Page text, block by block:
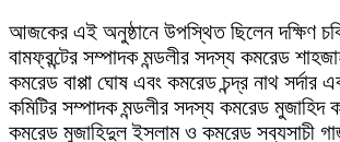
আজকের এই অনুষ্ঠানে উপস্থিত ছিলেন দক্ষিণ
বামফ্রন্টের সম্পাদক মন্ডলীর সদস্য কমরেড
কমরেড বাপ্পা ঘোষ এবং কমরেড চন্দ্র নাথ সর্দার
কমিটির সম্পাদক মন্ডলীর সদস্য কমরেড মুজাহিদ
কমরেড মুজাহিদুল ইসলাম ও কমরেড সব্যসাচী